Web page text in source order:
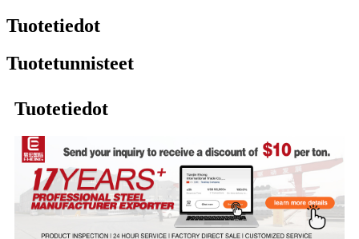
Tuotetiedot
Tuotetunnisteet
Tuotetiedot